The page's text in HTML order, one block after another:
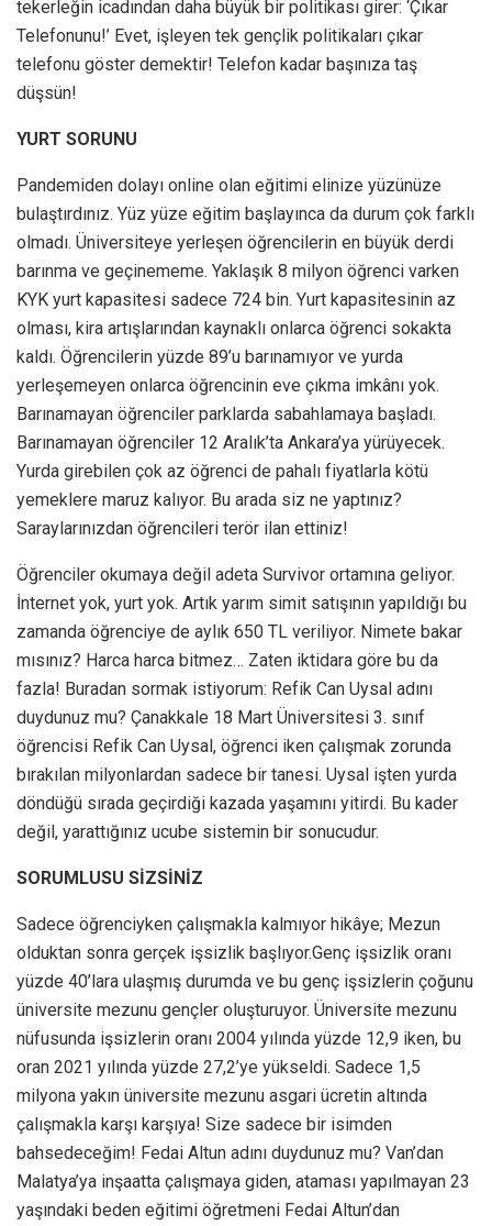
tekerleğin icadından daha büyük bir politikası girer: ‘Çıkar
Telefonunu!’ Evet, işleyen tek gençlik politikaları çıkar
telefonu göster demektir! Telefon kadar başınıza taş
düşsün!
YURT SORUNU
Pandemiden dolayı online olan eğitimi elinize yüzünüze
bulaştırdınız. Yüz yüze eğitim başlayınca da durum çok farklı
olmadı. Üniversiteye yerleşen öğrencilerin en büyük derdi
barınma ve geçinememe. Yaklaşık 8 milyon öğrenci varken
KYK yurt kapasitesi sadece 724 bin. Yurt kapasitesinin az
olması, kira artışlarından kaynaklı onlarca öğrenci sokakta
kaldı. Öğrencilerin yüzde 89’u barınamıyor ve yurda
yerleşemeyen onlarca öğrencinin eve çıkma imkânı yok.
Barınamayan öğrenciler parklarda sabahlamaya başladı.
Barınamayan öğrenciler 12 Aralık’ta Ankara’ya yürüyecek.
Yurda girebilen çok az öğrenci de pahalı fiyatlarla kötü
yemeklere maruz kalıyor. Bu arada siz ne yaptınız?
Saraylarınızdan öğrencileri terör ilan ettiniz!
Öğrenciler okumaya değil adeta Survivor ortamına geliyor.
İnternet yok, yurt yok. Artık yarım simit satışının yapıldığı bu
zamanda öğrenciye de aylık 650 TL veriliyor. Nimete bakar
mısınız? Harca harca bitmez… Zaten iktidara göre bu da
fazla! Buradan sormak istiyorum: Refik Can Uysal adını
duydunuz mu? Çanakkale 18 Mart Üniversitesi 3. sınıf
öğrencisi Refik Can Uysal, öğrenci iken çalışmak zorunda
bırakılan milyonlardan sadece bir tanesi. Uysal işten yurda
döndüğü sırada geçirdiği kazada yaşamını yitirdi. Bu kader
değil, yarattığınız ucube sistemin bir sonucudur.
SORUMLUSU SİZSİNİZ
Sadece öğrenciyken çalışmakla kalmıyor hikâye; Mezun
olduktan sonra gerçek işsizlik başlıyor.Genç işsizlik oranı
yüzde 40’lara ulaşmış durumda ve bu genç işsizlerin çoğunu
üniversite mezunu gençler oluşturuyor. Üniversite mezunu
nüfusunda işsizlerin oranı 2004 yılında yüzde 12,9 iken, bu
oran 2021 yılında yüzde 27,2’ye yükseldi. Sadece 1,5
milyona yakın üniversite mezunu asgari ücretin altında
çalışmakla karşı karşıya! Size sadece bir isimden
bahsedeceğim! Fedai Altun adını duydunuz mu? Van’dan
Malatya’ya inşaatta çalışmaya giden, ataması yapılmayan 23
yaşındaki beden eğitimi öğretmeni Fedai Altun’dan